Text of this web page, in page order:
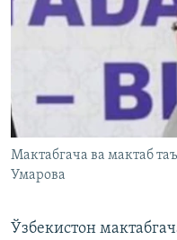
Мактабгача ва мактаб
Умарова
Ўзбекистон